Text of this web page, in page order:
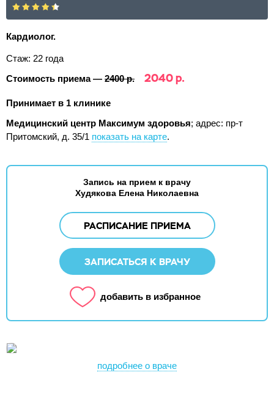
Кардиолог.
Стаж: 22 года
Стоимость приема — 2400 р. 2040 р.
Принимает в 1 клинике
Медицинский центр Максимум здоровья; адрес: пр-т
Притомский, д. 35/1 показать на карте.
Запись на прием к врачу
Худякова Елена Николаевна
РАСПИСАНИЕ ПРИЕМА
ЗАПИСАТЬСЯ К ВРАЧУ
добавить в избранное
подробнее о враче